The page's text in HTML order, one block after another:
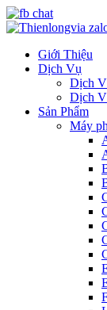
Giới Thiệu
Dịch Vụ
Dịch
Dịch
Sản Phẩm
Máy